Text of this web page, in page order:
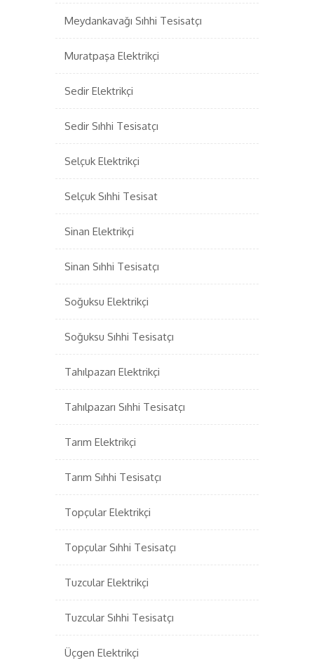
Meydankavağı Sıhhi Tesisatçı
Muratpaşa Elektrikçi
Sedir Elektrikçi
Sedir Sıhhi Tesisatçı
Selçuk Elektrikçi
Selçuk Sıhhi Tesisat
Sinan Elektrikçi
Sinan Sıhhi Tesisatçı
Soğuksu Elektrikçi
Soğuksu Sıhhi Tesisatçı
Tahılpazarı Elektrikçi
Tahılpazarı Sıhhi Tesisatçı
Tarım Elektrikçi
Tarım Sıhhi Tesisatçı
Topçular Elektrikçi
Topçular Sıhhi Tesisatçı
Tuzcular Elektrikçi
Tuzcular Sıhhi Tesisatçı
Üçgen Elektrikçi